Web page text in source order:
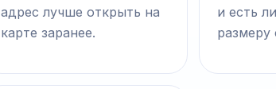
адрес лучше открыть на
карте заранее.
и есть
размеру